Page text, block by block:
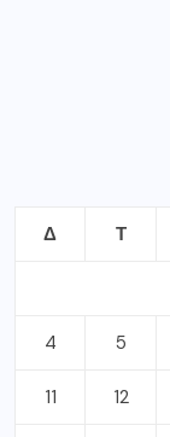
Δ Τ
4 5
11 12